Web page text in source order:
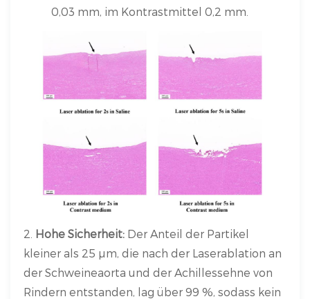
0,03 mm, im Kontrastmittel 0,2 mm.
2. Hohe Sicherheit: Der Anteil der Partikel
kleiner als 25 µm, die nach der Laserablation an
der Schweineaorta und der Achillessehne von
Rindern entstanden, lag über 99 %, sodass kein